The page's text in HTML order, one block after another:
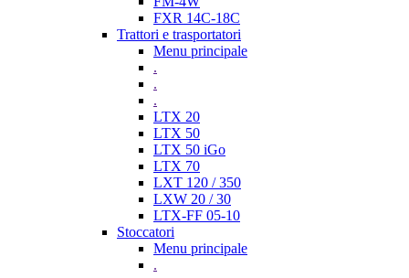
FXR 14C-18C
Trattori e trasportatori
Menu principale
.
.
.
LTX 20
LTX 50
LTX 50 iGo
LTX 70
LXT 120 / 350
LXW 20 / 30
LTX-FF 05-10
Stoccatori
Menu principale
.